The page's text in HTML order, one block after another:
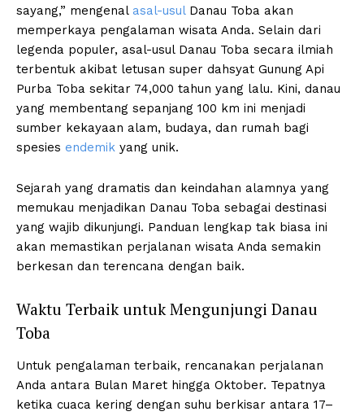
sayang,” mengenal asal-usulDanau Toba akan
memperkaya pengalaman wisata Anda. Selain dari
legenda populer, asal-usul Danau Toba secara ilmiah
terbentuk akibat letusan super dahsyat Gunung Api
Purba Toba sekitar 74,000 tahun yang lalu. Kini, danau
yang membentang sepanjang 100 km ini menjadi
sumber kekayaan alam, budaya, dan rumah bagi
spesies endemik yang unik.
Sejarah yang dramatis dan keindahan alamnya yang
memukau menjadikan Danau Toba sebagai destinasi
yang wajib dikunjungi. Panduan lengkap tak biasa ini
akan memastikan perjalanan wisata Anda semakin
berkesan dan terencana dengan baik.
Waktu Terbaik untuk Mengunjungi Danau
Toba
Untuk pengalaman terbaik, rencanakan perjalanan
Anda antara Bulan Maret hingga Oktober. Tepatnya
ketika cuaca kering dengan suhu berkisar antara 17–